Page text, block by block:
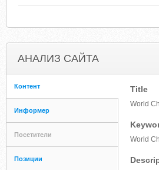
АНАЛИЗ САЙТА
Контент
Информер
Посетители
Позиции
Title
World
World